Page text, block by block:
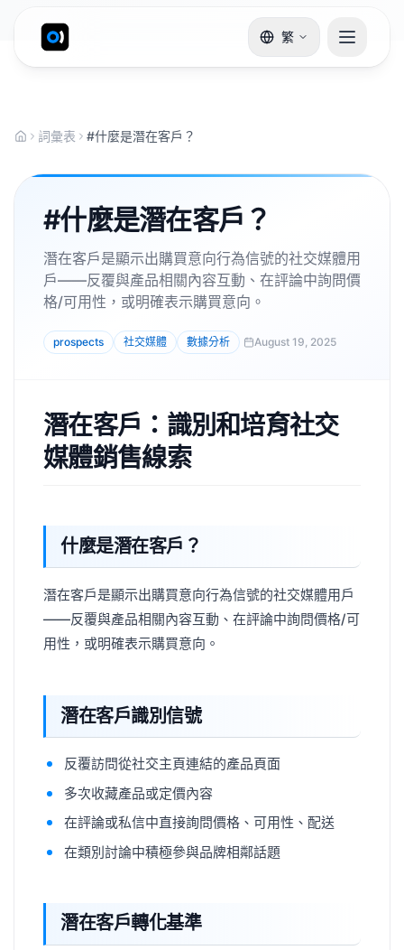
繁
詞彙表 #什麼是潛在客戶？
#什麼是潛在客戶？
潛在客戶是顯示出購買意向行為信號的社交媒體用
戶——反覆與產品相關內容互動、在評論中詢問價
格/可用性，或明確表示購買意向。
prospects 社交媒體 數據分析 August 19, 2025
潛在客戶：識別和培育社交
媒體銷售線索
什麼是潛在客戶？
潛在客戶是顯示出購買意向行為信號的社交媒體用戶
——反覆與產品相關內容互動、在評論中詢問價格/可
用性，或明確表示購買意向。
潛在客戶識別信號
反覆訪問從社交主頁連結的產品頁面
多次收藏產品或定價內容
在評論或私信中直接詢問價格、可用性、配送
在類別討論中積極參與品牌相鄰話題
潛在客戶轉化基準